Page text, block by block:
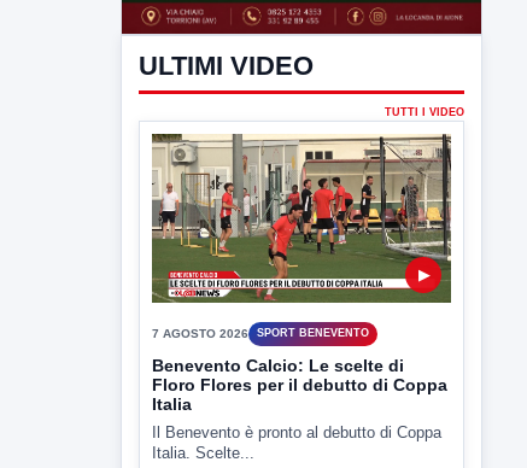
▶
7 AGOSTO 2026 SPORT BENEVENTO
Benevento Calcio: Le scelte di
Floro Flores per il debutto di Coppa
Italia
Il Benevento è pronto al debutto di Coppa
Italia. Scelte...